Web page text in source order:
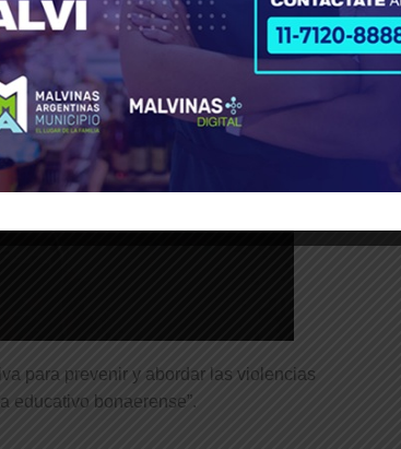
para prevenir y abordar las violencias
educativo bonaerense”.